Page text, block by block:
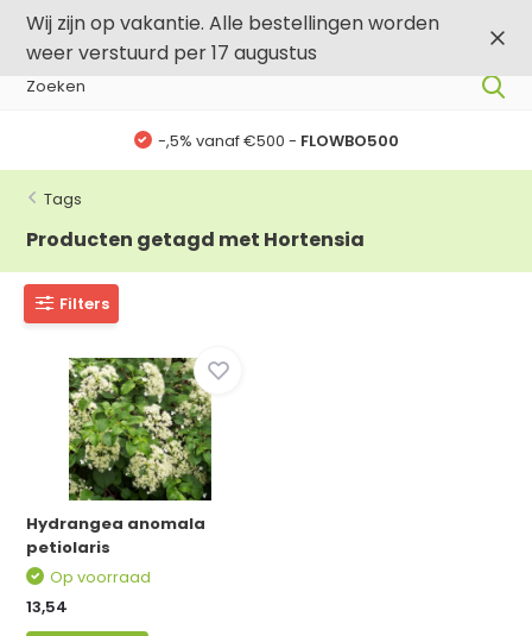
Wij zijn op vakantie. Alle bestellingen worden
weer verstuurd per 17 augustus
-,5% vanaf €500 - FLOWBO500
Tags
Producten getagd met Hortensia
Filters
Hydrangea anomala
petiolaris
Op voorraad
13,54